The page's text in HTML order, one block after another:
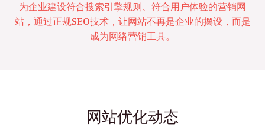
为企业建设符合搜索引擎规则、符合用户体验的营销网
站，通过正规SEO技术，让网站不再是企业的摆设，而是
成为网络营销工具。
网站优化动态